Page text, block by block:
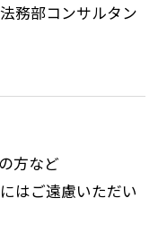
務部コンサルタン
方など
はご遠慮いただい